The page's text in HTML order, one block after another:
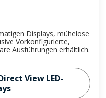
Displays, mühelose
Vorkonfigurierte,
Ausführungen erhältlich.
View LED-